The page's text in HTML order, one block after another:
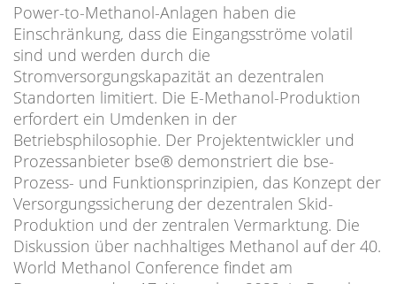
Power-to-Methanol-Anlagen haben die
Einschränkung, dass die Eingangsströme volatil
sind und werden durch die
Stromversorgungskapazität an dezentralen
Standorten limitiert. Die E-Methanol-Produktion
erfordert ein Umdenken in der
Betriebsphilosophie. Der Projektentwickler und
Prozessanbieter bse® demonstriert die bse-
Prozess- und Funktionsprinzipien, das Konzept der
Versorgungssicherung der dezentralen Skid-
Produktion und der zentralen Vermarktung. Die
Diskussion über nachhaltiges Methanol auf der 40.
World Methanol Conference findet am